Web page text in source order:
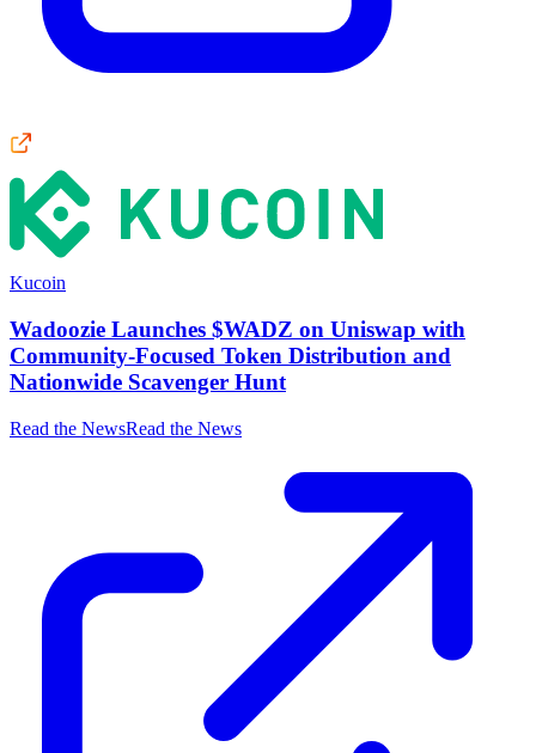
Kucoin
Wadoozie Launches $WADZ on Uniswap with
Community-Focused Token Distribution and
Nationwide Scavenger Hunt
Read the NewsRead the News